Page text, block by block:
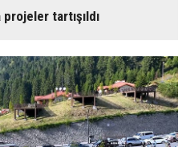
tartışıldı